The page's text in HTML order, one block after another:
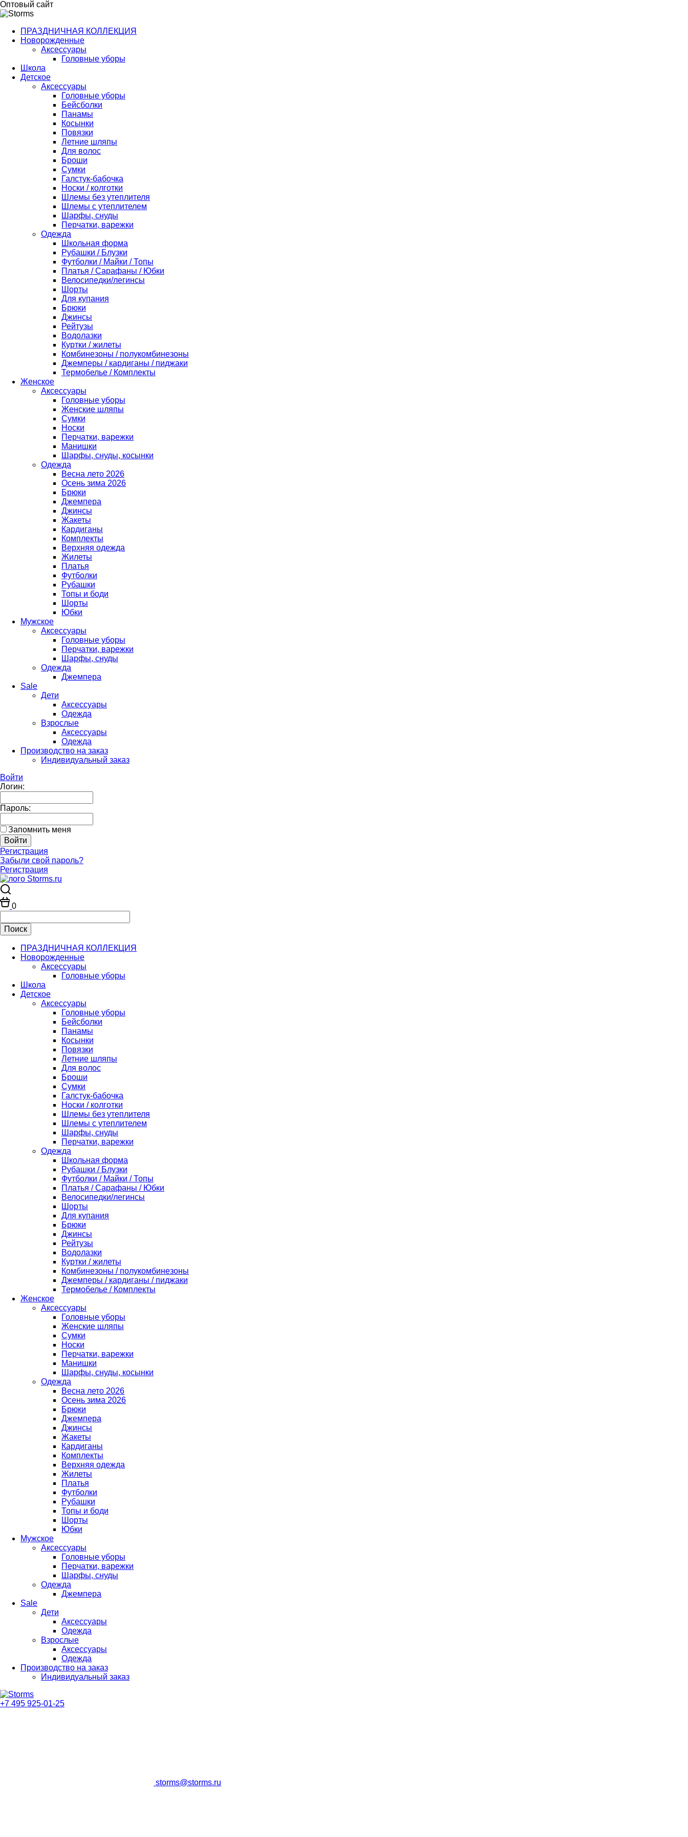
Оптовый сайт
ПРАЗДНИЧНАЯ КОЛЛЕКЦИЯ
Новорожденные
Аксессуары
Головные уборы
Школа
Детское
Аксессуары
Головные уборы
Бейсболки
Панамы
Косынки
Повязки
Летние шляпы
Для волос
Броши
Сумки
Галстук-бабочка
Носки / колготки
Шлемы без утеплителя
Шлемы с утеплителем
Шарфы, снуды
Перчатки, варежки
Одежда
Школьная форма
Рубашки / Блузки
Футболки / Майки / Топы
Платья / Сарафаны / Юбки
Велосипедки/легинсы
Шорты
Для купания
Брюки
Джинсы
Рейтузы
Водолазки
Куртки / жилеты
Комбинезоны / полукомбинезоны
Джемперы / кардиганы / пиджаки
Термобелье / Комплекты
Женское
Аксессуары
Головные уборы
Женские шляпы
Сумки
Носки
Перчатки, варежки
Манишки
Шарфы, снуды, косынки
Одежда
Весна лето 2026
Осень зима 2026
Брюки
Джемпера
Джинсы
Жакеты
Кардиганы
Комплекты
Верхняя одежда
Жилеты
Платья
Футболки
Рубашки
Топы и боди
Шорты
Юбки
Мужское
Аксессуары
Головные уборы
Перчатки, варежки
Шарфы, снуды
Одежда
Джемпера
Sale
Дети
Аксессуары
Одежда
Взрослые
Аксессуары
Одежда
Производство на заказ
Индивидуальный заказ
Войти
Логин:
Пароль:
Запомнить меня
Регистрация
Забыли свой пароль?
Регистрация
0
ПРАЗДНИЧНАЯ КОЛЛЕКЦИЯ
Новорожденные
Аксессуары
Головные уборы
Школа
Детское
Аксессуары
Головные уборы
Бейсболки
Панамы
Косынки
Повязки
Летние шляпы
Для волос
Броши
Сумки
Галстук-бабочка
Носки / колготки
Шлемы без утеплителя
Шлемы с утеплителем
Шарфы, снуды
Перчатки, варежки
Одежда
Школьная форма
Рубашки / Блузки
Футболки / Майки / Топы
Платья / Сарафаны / Юбки
Велосипедки/легинсы
Шорты
Для купания
Брюки
Джинсы
Рейтузы
Водолазки
Куртки / жилеты
Комбинезоны / полукомбинезоны
Джемперы / кардиганы / пиджаки
Термобелье / Комплекты
Женское
Аксессуары
Головные уборы
Женские шляпы
Сумки
Носки
Перчатки, варежки
Манишки
Шарфы, снуды, косынки
Одежда
Весна лето 2026
Осень зима 2026
Брюки
Джемпера
Джинсы
Жакеты
Кардиганы
Комплекты
Верхняя одежда
Жилеты
Платья
Футболки
Рубашки
Топы и боди
Шорты
Юбки
Мужское
Аксессуары
Головные уборы
Перчатки, варежки
Шарфы, снуды
Одежда
Джемпера
Sale
Дети
Аксессуары
Одежда
Взрослые
Аксессуары
Одежда
Производство на заказ
Индивидуальный заказ
+7 495 925-01-25
storms@storms.ru